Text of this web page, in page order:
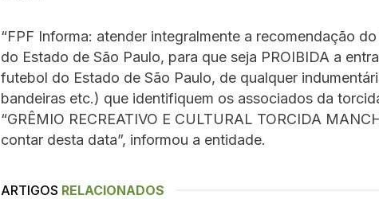
“FPF Informa: atender integralmente a recomendação
do Estado de São Paulo, para que seja PROIBIDA a
futebol do Estado de São Paulo, de qualquer
bandeiras etc.) que identifiquem os associados da
“GRÊMIO RECREATIVO E CULTURAL TORCIDA
contar desta data”, informou a entidade.
ARTIGOS RELACIONADOS